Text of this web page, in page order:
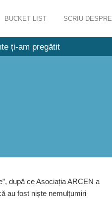
BUCKET LIST SCRIU DESPRE
ți-am pregătit
după ce Asociația ARCEN a
au fost niște nemulțumiri